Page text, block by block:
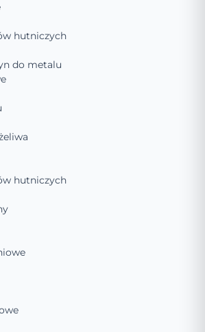
hutniczych
do metalu
hutniczych